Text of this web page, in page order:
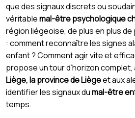
que des signaux discrets ou
véritablemal-être psychologique
région liégeoise, de plus en plus
: comment reconnaître les signes
enfant ? Comment agir vite et
propose un tour d’horizon
Liège, la province de Liègeet aux
identifier les signaux dumal-être
temps.